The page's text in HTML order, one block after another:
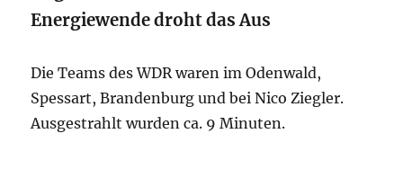
Energiewende droht das Aus
Die Teams des WDR waren im Odenwald,
Spessart, Brandenburg und bei Nico Ziegler.
Ausgestrahlt wurden ca. 9 Minuten.